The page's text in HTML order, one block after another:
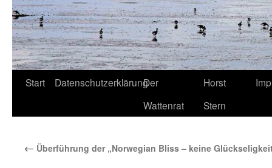
Start DatenschutzerklärungDer
Wattenrat
Horst
Stern
← Überführung der „Norwegian Bliss – keine